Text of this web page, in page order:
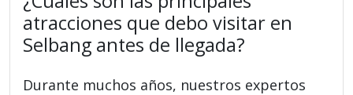
atracciones que debo visitar en
Selbang antes de llegada?
Durante muchos años, nuestros expertos